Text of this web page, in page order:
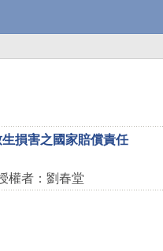
損害之國家賠償責任
權者：劉春堂